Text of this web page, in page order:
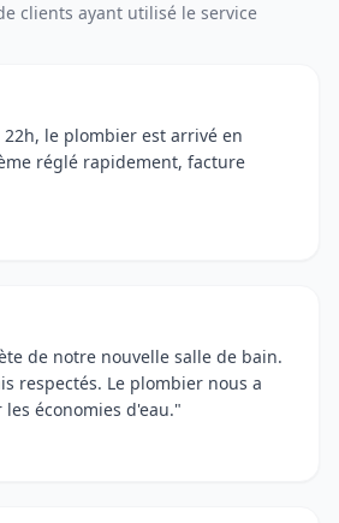
clients ayant utilisé le service
22h, le plombier est arrivé en
réglé rapidement, facture
de notre nouvelle salle de bain.
respectés. Le plombier nous a
économies d'eau."